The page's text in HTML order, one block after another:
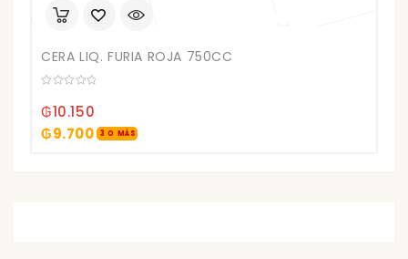
CERA LIQ. FURIA ROJA 750CC
out
of
₲10.150
₲9.700 3 O MÁS